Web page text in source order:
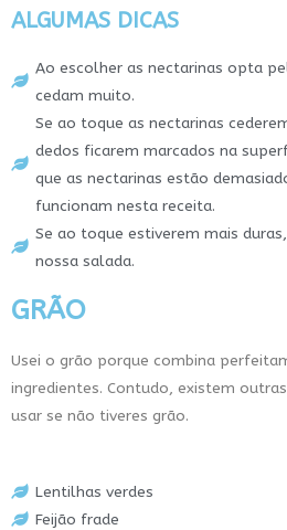
ALGUMAS DICAS
Ao escolher as nectarinas opta
cedam muito.
Se ao toque as nectarinas
dedos ficarem marcados na
que as nectarinas estão
funcionam nesta receita.
Se ao toque estiverem mais
nossa salada.
GRÃO
Usei o grão porque combina
ingredientes. Contudo, existem
usar se não tiveres grão.
Lentilhas verdes
Feijão frade